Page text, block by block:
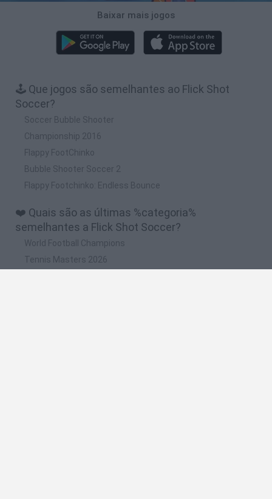
Baixar mais jogos
🕹️ Que jogos são semelhantes ao Flick Shot
Soccer?
Soccer Bubble Shooter
Championship 2016
Flappy FootChinko
Bubble Shooter Soccer 2
Flappy Footchinko: Endless Bounce
❤️ Quais são as últimas %categoria%
semelhantes a Flick Shot Soccer?
World Football Champions
Tennis Masters 2026